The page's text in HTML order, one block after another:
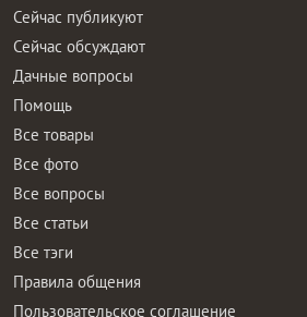
Сейчас публикуют
Сейчас обсуждают
Дачные вопросы
Помощь
Все товары
Все фото
Все вопросы
Все статьи
Все тэги
Правила общения
Пользовательское соглашение